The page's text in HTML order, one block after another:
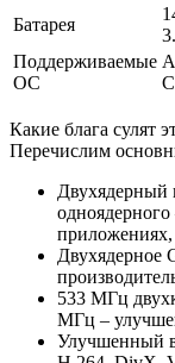
Батарея
Поддерживаемые
ОС
Какие блага сулят
Перечислим
Двухядерный
Двухядерное
533 МГц
МГц –
Улучшенный